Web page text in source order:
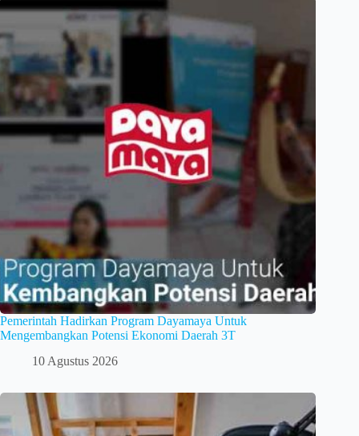
Pemerintah Hadirkan Program Dayamaya Untuk
Mengembangkan Potensi Ekonomi Daerah 3T
10 Agustus 2026